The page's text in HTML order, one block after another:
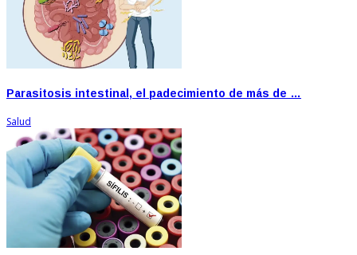
Parasitosis intestinal, el padecimiento de más de …
Salud